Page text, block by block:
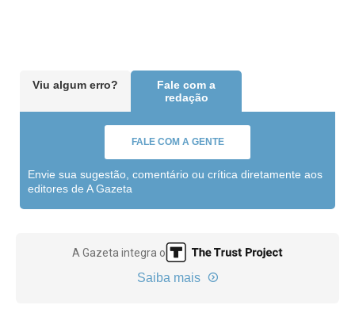
Viu algum erro?
Fale com a
redação
FALE COM A GENTE
Envie sua sugestão, comentário ou crítica diretamente aos
editores de A Gazeta
A Gazeta integra o
Saiba mais